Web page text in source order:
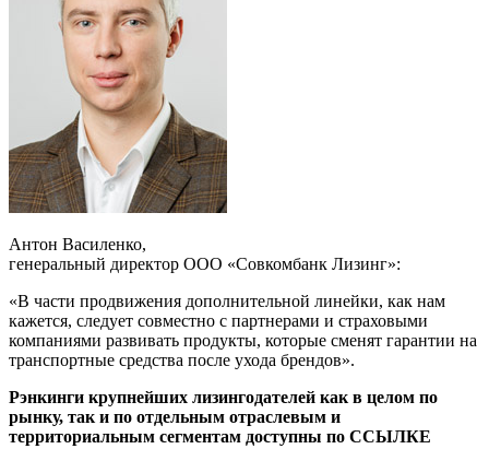
Антон Василенко,
генеральный директор ООО «Совкомбанк Лизинг»:
«В части продвижения дополнительной линейки, как нам
кажется, следует совместно с партнерами и страховыми
компаниями развивать продукты, которые сменят гарантии на
транспортные средства после ухода брендов».
Рэнкинги крупнейших лизингодателей как в целом по
рынку, так и по отдельным отраслевым и
территориальным сегментам доступны по ССЫЛКЕ